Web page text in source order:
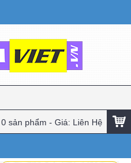
0 sản phẩm - Giá: Liên Hệ